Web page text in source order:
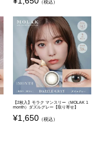
（税込）
【2枚入】モラク マンスリー（MOLAK 1
month）ダズルグレー【取り寄せ】
¥1,650（税込）